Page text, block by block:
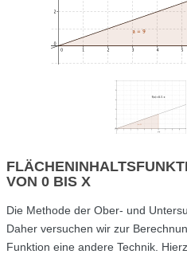
VON 0 BIS X
Die Methode der Ober- und
Daher versuchen wir zur
Funktion eine andere Technik.